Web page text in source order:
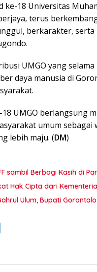
ke-18 Universitas
terus
berkarakter,
UMGO yang
daya manusia di
UMGO berlangsung
umum
lebih maju. (DM)
sambil Berbagi Kasih di
Hak Cipta dari
Ulum, Bupati